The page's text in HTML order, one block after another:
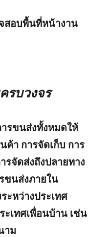
สอบพื้นที่หน้างาน
รบวงจร
รขนส่งทั้งหมดให้
ค้า การจัดเก็บ การ
รจัดส่งถึงปลายทาง
ขนส่งภายใน
ะหว่างประเทศ
เทศเพื่อนบ้าน เช่น
าม